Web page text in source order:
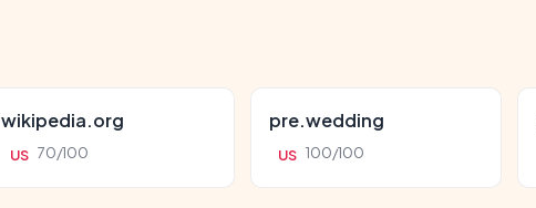
wikipedia.org
US 70/100
pre.wedding
US 100/100